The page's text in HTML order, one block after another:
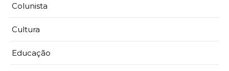
Colunista
Cultura
Educação